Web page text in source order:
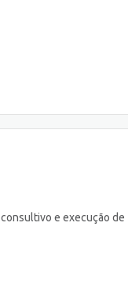
e execução de